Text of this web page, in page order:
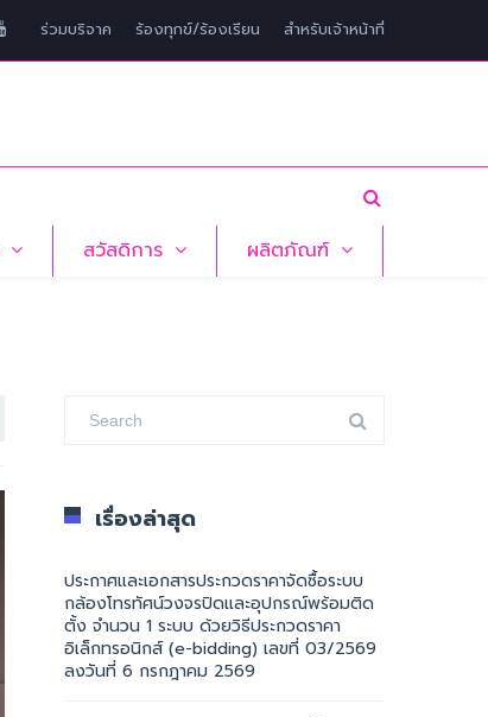
ร่วมบริจาค ร้องทุกข์/ร้องเรียน สำหรับเจ้าหน้าที่
สวัสดิการ ผลิตภัณฑ์
เรื่องล่าสุด
ประกาศและเอกสารประกวดราคาจัดซื้อระบบ
กล้องโทรทัศน์วงจรปิดและอุปกรณ์พร้อมติด
ตั้ง จำนวน 1 ระบบ ด้วยวิธีประกวดราคา
อิเล็กทรอนิกส์ (e-bidding) เลขที่ 03/2569
ลงวันที่ 6 กรกฎาคม 2569